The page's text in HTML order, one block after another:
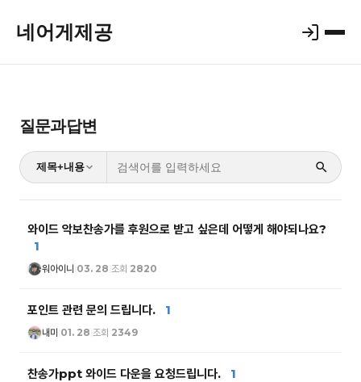
네어게제공
질문과답변
제목+내용
와이드 악보찬송가를 후원으로 받고 싶은데 어떻게 해야되나요?
1
워아이니 03. 28 조회 2820
포인트 관련 문의 드립니다. 1
내미 01. 28 조회 2349
찬송가ppt 와이드 다운을 요청드립니다. 1